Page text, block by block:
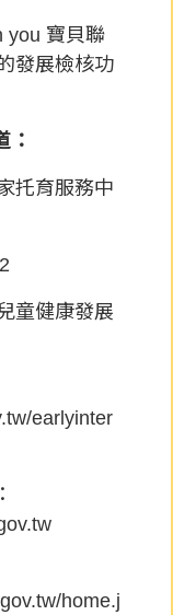
you 寶貝聯
發展檢核功
：
托育服務中
童健康發展
earlyinter
home.j